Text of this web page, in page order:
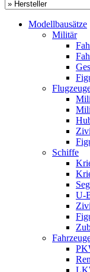
Modellbausätze
Militär
Schiffe
U-